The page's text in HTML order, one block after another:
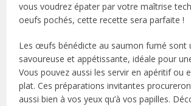
vous voudrez épater par votre maîtrise
oeufs pochés, cette recette sera parfaite !
Les œufs bénédicte au saumon fumé sont
savoureuse et appétissante, idéale pour
Vous pouvez aussi les servir en apéritif ou
plat. Ces préparations invitantes
aussi bien à vos yeux qu’à vos papilles.